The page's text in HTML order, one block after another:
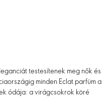
testesítenek meg nők és
minden Eclat parfüm a
ódája: a virágcsokrok köré